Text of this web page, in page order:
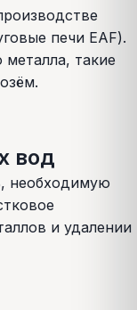
печи EAF).
такие
вод
необходимую
и удалении